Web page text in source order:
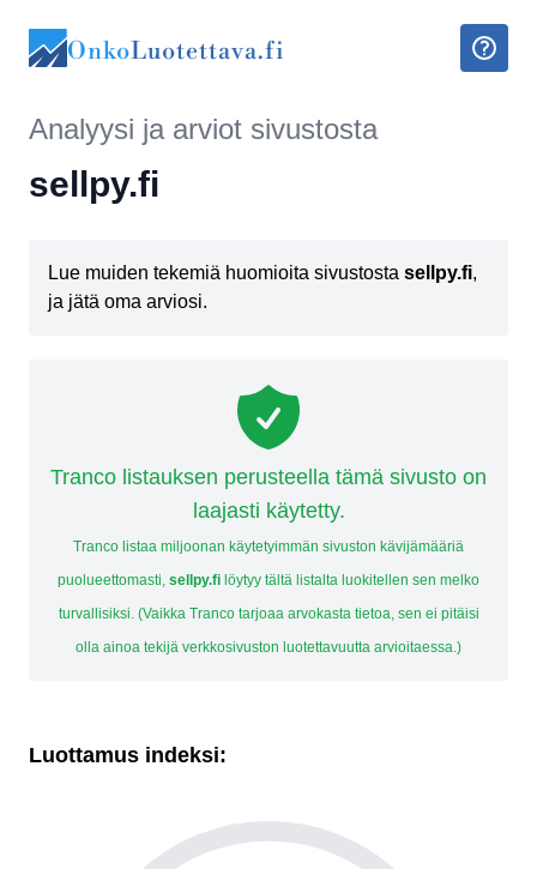
OnkoLuotettava.fi
Analyysi ja arviot sivustosta
sellpy.fi
Lue muiden tekemiä huomioita sivustosta sellpy.fi,
ja jätä oma arviosi.
Tranco listauksen perusteella tämä sivusto on
laajasti käytetty.
Tranco listaa miljoonan käytetyimmän sivuston kävijämääriä
puolueettomasti, sellpy.fi löytyy tältä listalta luokitellen sen melko
turvallisiksi. (Vaikka Tranco tarjoaa arvokasta tietoa, sen ei pitäisi
olla ainoa tekijä verkkosivuston luotettavuutta arvioitaessa.)
Luottamus indeksi: